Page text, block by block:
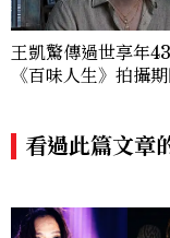
王凱驚傳過世享年43
《百味人生》拍攝
看過此篇文章